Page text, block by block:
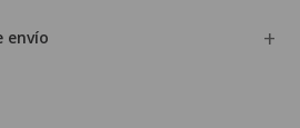
envío